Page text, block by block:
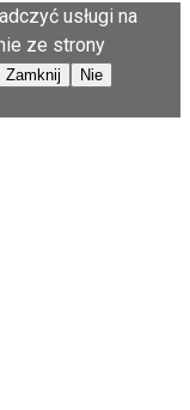
usługi na
ze strony
Zamknij
Nie